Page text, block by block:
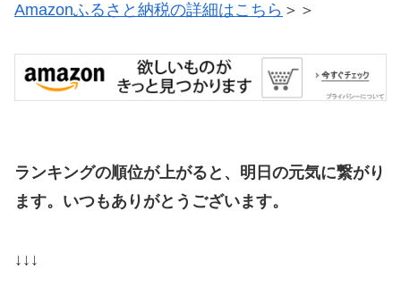
Amazonふるさと納税の詳細はこちら ＞＞
ランキングの順位が上がると、明日の元気に繋がり
ます。いつもありがとうございます。
↓↓↓